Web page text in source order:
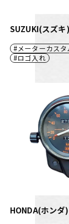
SUZUKI(スズキ
メーターカスタ
ロゴ入れ
HONDA(ホンダ